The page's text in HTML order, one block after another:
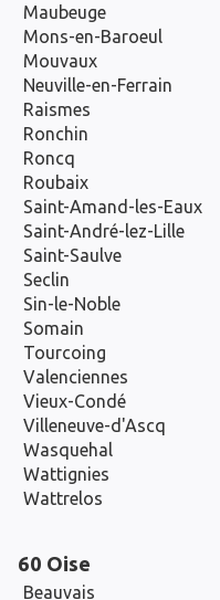
Maubeuge
Mons-en-Baroeul
Mouvaux
Neuville-en-Ferrain
Raismes
Ronchin
Roncq
Roubaix
Saint-Amand-les-Eaux
Saint-André-lez-Lille
Saint-Saulve
Seclin
Sin-le-Noble
Somain
Tourcoing
Valenciennes
Vieux-Condé
Villeneuve-d'Ascq
Wasquehal
Wattignies
Wattrelos
60 Oise
Beauvais